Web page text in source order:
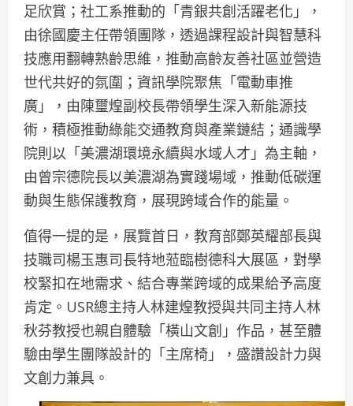
足欣賞；社工系推動的「青銀共創活躍老化」，
由徐國慶主任帶領團隊，透過課程設計與智慧科
技應用翻轉熟齡思維，推動高齡友善社區並營造
世代共好的氛圍；資訊學院聚焦「電動車推
廣」，由陳璽煌副校長帶領學生深入新能源技
術，積極推動綠能交通教育與產業鏈結；通識學
院則以「美濃湖環境永續與水域人才」為主軸，
由曾宗德院長以美濃湖為實踐場域，推動低碳運
動與生態保護教育，展現跨域合作的能量。
值得一提的是，展覽首日，教育部鄭英耀部長與
技職司楊玉惠司長特地蒞臨樹德科大展區，對學
校緊扣在地需求、結合專業跨域的成果給予高度
肯定。USR總主持人林建煌教授與共同主持人林
秋芬教授也親自體驗「橫山文創」作品，甚至體
驗由學生團隊設計的「主席椅」，盛讚設計力與
文創力兼具。